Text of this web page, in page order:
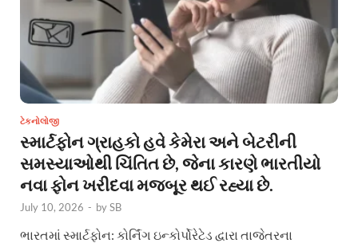
ટેકનોલોજી
સ્માર્ટફોન ગ્રાહકો હવે કેમેરા અને બેટરીની
સમસ્યાઓથી ચિંતિત છે, જેના કારણે ભારતીયો
નવા ફોન ખરીદવા મજબૂર થઈ રહ્યા છે.
July 10, 2026 - bySB
ભારતમાં સ્માર્ટફોન: કોર્નિંગ ઇન્કોર્પોરેટેડ દ્વારા તાજેતરના